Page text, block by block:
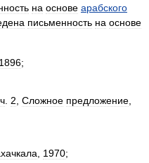
на основе арабского
письменность на основе
1896;
ч 2 Сложное предложение
1970;